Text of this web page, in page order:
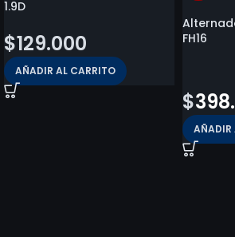
1.9D
$129.000
AÑADIR AL CARRITO
FH16
$
AÑADIR